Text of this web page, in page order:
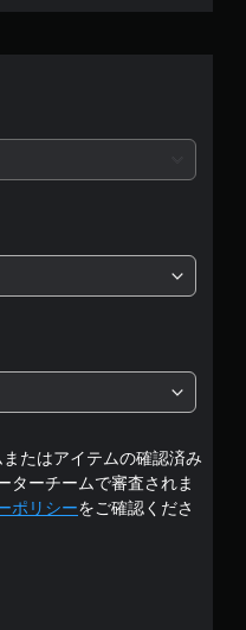
たはアイテムの確認済み
ターチームで審査されま
ポリシーをご確認くださ